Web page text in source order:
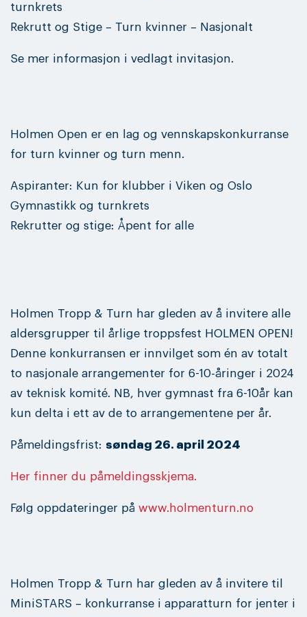
turnkrets
Rekrutt og Stige – Turn kvinner – Nasjonalt
Se mer informasjon i vedlagt invitasjon.
Holmen Open er en lag og vennskapskonkurranse
for turn kvinner og turn menn.
Aspiranter: Kun for klubber i Viken og Oslo
Gymnastikk og turnkrets
Rekrutter og stige: Åpent for alle
Holmen Tropp & Turn har gleden av å invitere alle
aldersgrupper til årlige troppsfest HOLMEN OPEN!
Denne konkurransen er innvilget som én av totalt
to nasjonale arrangementer for 6-10-åringer i 2024
av teknisk komité. NB, hver gymnast fra 6-10år kan
kun delta i ett av de to arrangementene per år.
Påmeldingsfrist: søndag 26. april 2024
Her finner du påmeldingsskjema.
Følg oppdateringer på www.holmenturn.no
Holmen Tropp & Turn har gleden av å invitere til
MiniSTARS – konkurranse i apparatturn for jenter i